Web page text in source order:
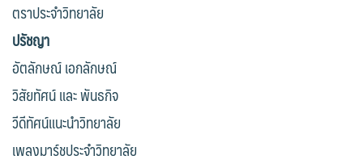
ตราประจำวิทยาลัย
ปรัชญา
อัตลักษณ์ เอกลักษณ์
วิสัยทัศน์ และ พันธกิจ
วีดีทัศน์แนะนำวิทยาลัย
เพลงมาร์ชประจำวิทยาลัย